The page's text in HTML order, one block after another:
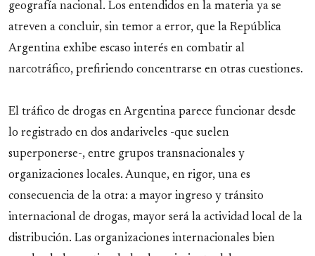
geografía nacional. Los entendidos en la materia ya se
atreven a concluir, sin temor a error, que la República
Argentina exhibe escaso interés en combatir al
narcotráfico, prefiriendo concentrarse en otras cuestiones.
El tráfico de drogas en Argentina parece funcionar desde
lo registrado en dos andariveles -que suelen
superponerse-, entre grupos transnacionales y
organizaciones locales. Aunque, en rigor, una es
consecuencia de la otra: a mayor ingreso y tránsito
internacional de drogas, mayor será la actividad local de la
distribución. Las organizaciones internacionales bien